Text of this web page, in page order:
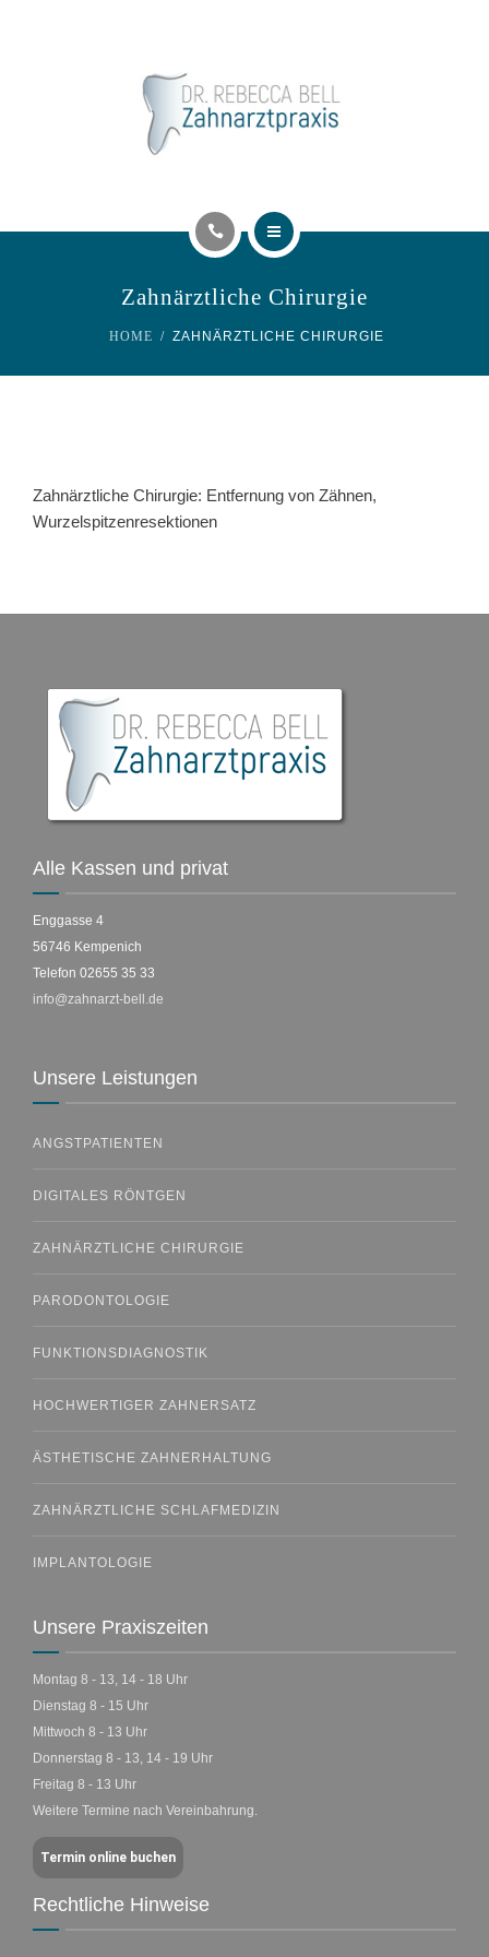
TERMIN ONLINE BUCHEN
STELLENANGEBOT
Zahnärztliche Chirurgie
HOME ZAHNÄRZTLICHE CHIRURGIE
Zahnärztliche Chirurgie: Entfernung von Zähnen,
Wurzelspitzenresektionen
Alle Kassen und privat
Enggasse 4
56746 Kempenich
Telefon 02655 35 33
info@zahnarzt-bell.de
Unsere Leistungen
ANGSTPATIENTEN
DIGITALES RÖNTGEN
ZAHNÄRZTLICHE CHIRURGIE
PARODONTOLOGIE
FUNKTIONSDIAGNOSTIK
HOCHWERTIGER ZAHNERSATZ
ÄSTHETISCHE ZAHNERHALTUNG
ZAHNÄRZTLICHE SCHLAFMEDIZIN
IMPLANTOLOGIE
Unsere Praxiszeiten
Montag 8 - 13, 14 - 18 Uhr
Dienstag 8 - 15 Uhr
Mittwoch 8 - 13 Uhr
Donnerstag 8 - 13, 14 - 19 Uhr
Freitag 8 - 13 Uhr
Weitere Termine nach Vereinbahrung.
Termin online buchen
Rechtliche Hinweise